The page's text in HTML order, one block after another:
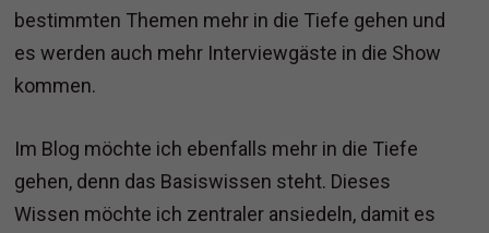
bestimmten Themen mehr in die Tiefe gehen und
es werden auch mehr Interviewgäste in die Show
kommen.
Im Blog möchte ich ebenfalls mehr in die Tiefe
gehen, denn das Basiswissen steht. Dieses
Wissen möchte ich zentraler ansiedeln, damit es